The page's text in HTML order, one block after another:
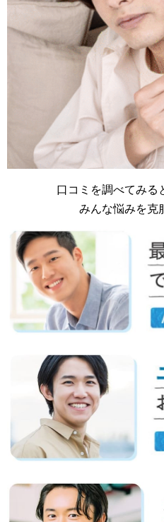
口コミを調べてみる
みんな悩みを克